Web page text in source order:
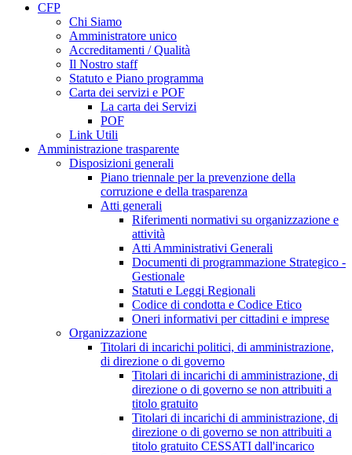
CFP
Chi Siamo
Amministratore unico
Accreditamenti / Qualità
Il Nostro staff
Statuto e Piano programma
Carta dei servizi e POF
La carta dei Servizi
POF
Link Utili
Amministrazione trasparente
Disposizioni generali
Piano triennale per la prevenzione della
corruzione e della trasparenza
Atti generali
Riferimenti normativi su organizzazione e
attività
Atti Amministrativi Generali
Documenti di programmazione Strategico -
Gestionale
Statuti e Leggi Regionali
Codice di condotta e Codice Etico
Oneri informativi per cittadini e imprese
Organizzazione
Titolari di incarichi politici, di amministrazione,
di direzione o di governo
Titolari di incarichi di amministrazione, di
direzione o di governo se non attribuiti a
titolo gratuito
Titolari di incarichi di amministrazione, di
direzione o di governo se non attribuiti a
titolo gratuito CESSATI dall'incarico